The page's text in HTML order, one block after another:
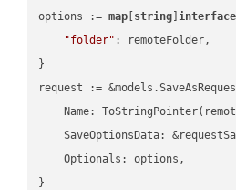
options := map string ]interface
"folder" : remoteFolder,
}
request :=
Name:
SaveOptionsData:
    Optionals: options,
}